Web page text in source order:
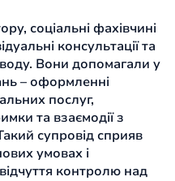
соціальні фахівчині
консультації та
Вони допомагали у
– оформленні
послуг,
та взаємодії з
супровід сприяв
умовах і
контролю над